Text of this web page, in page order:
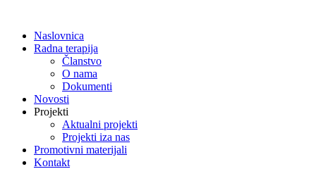
Naslovnica
Radna terapija
Članstvo
O nama
Dokumenti
Novosti
Projekti
Aktualni projekti
Projekti iza nas
Promotivni materijali
Kontakt